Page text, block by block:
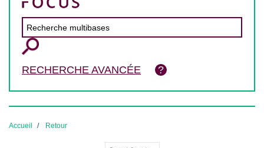
RECHERCHE AVANCÉE
Accueil Retour